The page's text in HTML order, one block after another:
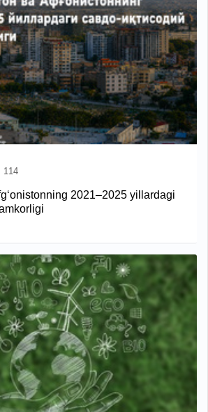
114
2021–2025 yillardagi